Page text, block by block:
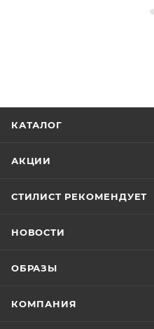
КАТАЛОГ
АКЦИИ
СТИЛИСТ РЕКОМЕНДУЕТ
НОВОСТИ
ОБРАЗЫ
КОМПАНИЯ